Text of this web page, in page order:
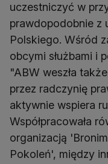
uczestniczyć w
prawdopodobnie z
Polskiego. Wśród
obcymi służbami i
"ABW weszła
przez radczynię
aktywnie wspiera
Współpracowała
organizacją
Pokoleń', między